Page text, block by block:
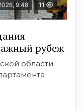
9:48 11
рубеж
области